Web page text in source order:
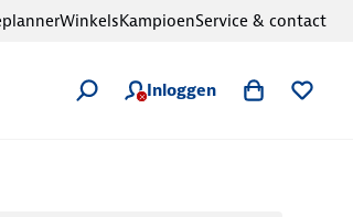
Inloggen
WinkelsKampioenService & contact